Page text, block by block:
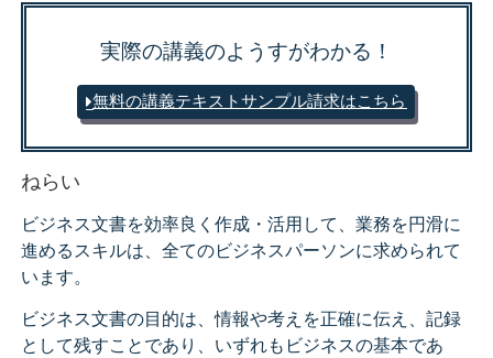
実際の講義のようすがわかる！
無料の講義テキストサンプル請求はこちら
ねらい
ビジネス文書を効率良く作成・活用して、業務を円滑に
進めるスキルは、全てのビジネスパーソンに求められて
います。
ビジネス文書の目的は、情報や考えを正確に伝え、記録
として残すことであり、いずれもビジネスの基本であ